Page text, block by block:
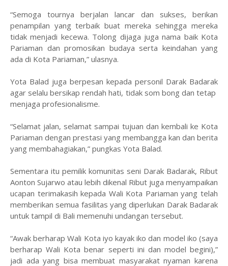
“Semoga tournya berjalan lancar dan sukses, berikan
penampilan yang terbaik buat mereka sehingga mereka
tidak menjadi kecewa. Tolong dijaga juga nama baik Kota
Pariaman dan promosikan budaya serta keindahan yang
ada di Kota Pariaman,” ulasnya.
Yota Balad juga berpesan kepada personil Darak Badarak
agar selalu bersikap rendah hati, tidak som bong dan tetap
menjaga profesionalisme.
“Selamat jalan, selamat sampai tujuan dan kembali ke Kota
Pariaman dengan prestasi yang membangga kan dan berita
yang membahagiakan,” pungkas Yota Balad.
Sementara itu pemilik komunitas seni Darak Badarak, Ribut
Aonton Sujarwo atau lebih dikenal Ribut juga menyampaikan
ucapan terimakasih kepada Wali Kota Pariaman yang telah
memberikan semua fasilitas yang diperlukan Darak Badarak
untuk tampil di Bali memenuhi undangan tersebut.
“Awak berharap Wali Kota iyo kayak iko dan model iko (saya
berharap Wali Kota benar seperti ini dan model begini),”
jadi ada yang bisa membuat masyarakat nyaman karena